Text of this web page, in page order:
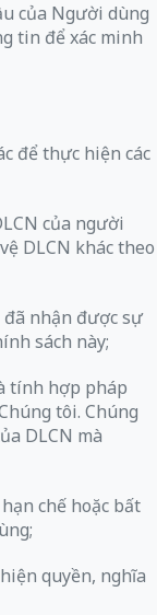
của Người dùng
tin để xác minh
để thực hiện các
của người
DLCN khác theo
đã nhận được sự
sách này;
tính hợp pháp
tôi. Chúng
DLCN mà
chế hoặc bất
quyền, nghĩa